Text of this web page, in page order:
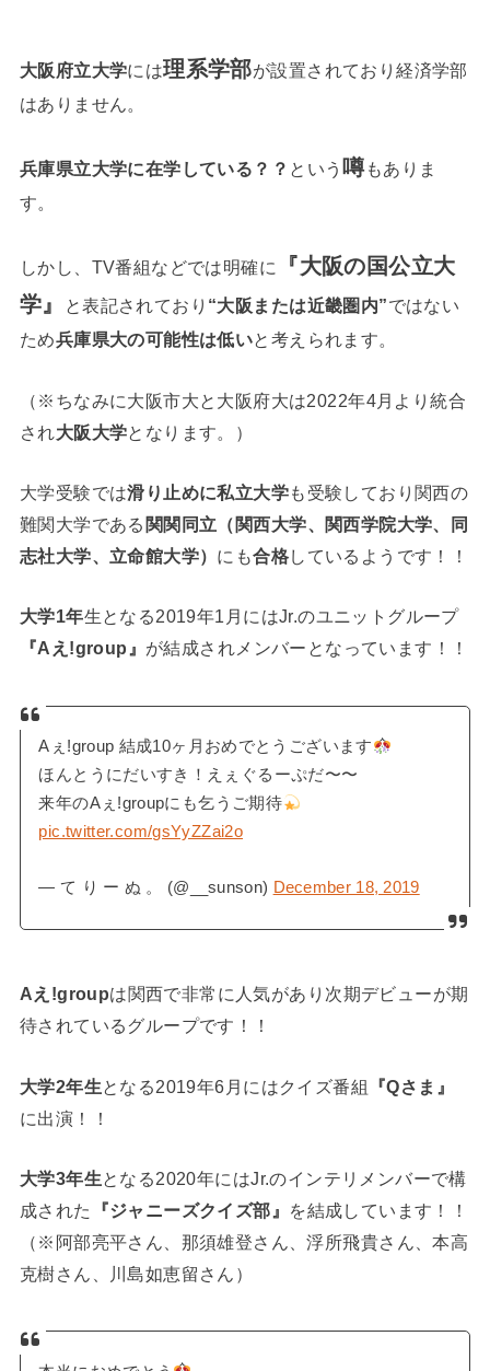
大阪府立大学には理系学部が設置されており経済学部
はありません。
兵庫県立大学に在学している？？ という 噂もありま
す。
しかし、TV番組などでは明確に
『大阪の国公立大
学』
と表記されており “大阪または近畿圏内”ではない
ため兵庫県大の可能性は低いと考えられます。
（※ちなみに大阪市大と大阪府大は2022年4月より統合
され大阪大学となります。）
大学受験では滑り止めに私立大学も受験しており関西の
難関大学である 関関同立（関西大学、関西学院大学、同
志社大学、立命館大学） にも合格しているようです！！
大学1年生となる2019年1月にはJr.のユニットグループ
『Aえ!group』 が結成されメンバーとなっています！！
Aぇ!group 結成10ヶ月おめでとうございます
ほんとうにだいすき！えぇぐるーぷだ〜〜
来年のAぇ!groupにも乞うご期待
pic.twitter.com/gsYyZZai2o
— て り ー ぬ 。 (@__sunson) December 18, 2019
Aえ!groupは関西で非常に人気があり次期デビューが期
待されているグループです！！
大学2年生 となる2019年6月にはクイズ番組
『Qさま』
に出演！！
大学3年生となる2020年にはJr.のインテリメンバーで構
成された
『ジャニーズクイズ部』
を結成しています！！
（※阿部亮平さん、那須雄登さん、浮所飛貴さん、本高
克樹さん、川島如恵留さん）